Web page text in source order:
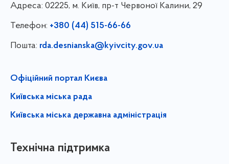
Адреса: 02225, м. Київ, пр-т Червоної Калини, 29
Телефон: +380 (44) 515-66-66
Пошта: rda.desnianska@kyivcity.gov.ua
Офіційний портал Києва
Київська міська рада
Київська міська державна адміністрація
Технічна підтримка